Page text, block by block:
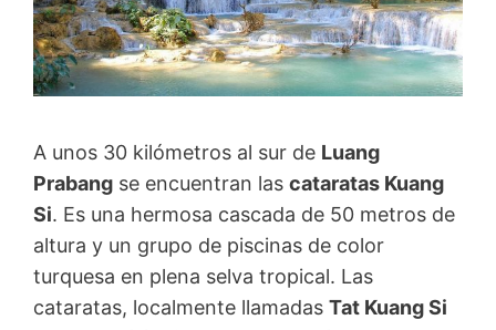
A unos 30 kilómetros al sur de Luang
Prabang se encuentran las cataratas Kuang
Si. Es una hermosa cascada de 50 metros de
altura y un grupo de piscinas de color
turquesa en plena selva tropical. Las
cataratas, localmente llamadas Tat Kuang Si